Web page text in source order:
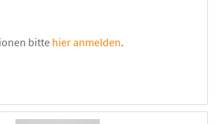
bitte hier anmelden.